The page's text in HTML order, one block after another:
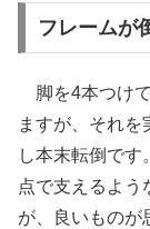
フレームが
脚を4本つけ
ますが、それを
し本末転倒で
点で支えるよう
が、良いものが